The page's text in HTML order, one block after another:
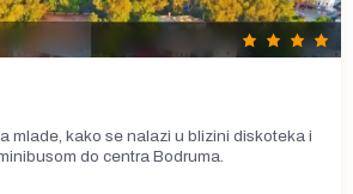
mlade, kako se nalazi u blizini diskoteka i
do centra Bodruma.